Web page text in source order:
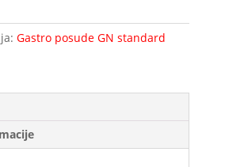
Gastro posude GN standard